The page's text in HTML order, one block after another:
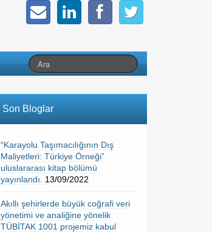
Son Bloglar
“Karayolu Taşımacılığının Dış
Maliyetleri: Türkiye Örneği”
uluslararası kitap bölümü
yayınlandı.
13/09/2022
Akıllı şehirlerde büyük coğrafi veri
yönetimi ve analiğine yönelik
TÜBİTAK 1001 projemiz kabul